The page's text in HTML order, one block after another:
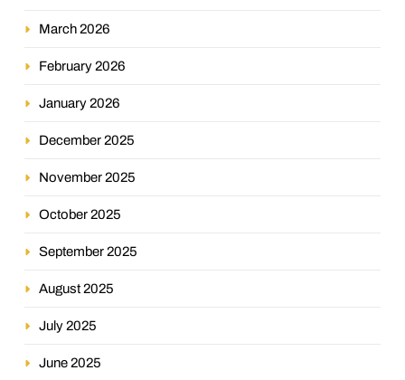
March 2026
February 2026
January 2026
December 2025
November 2025
October 2025
September 2025
August 2025
July 2025
June 2025